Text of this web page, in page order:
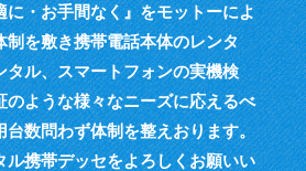
に・お手間なく』をモットーによ
制を敷き携帯電話本体のレンタ
タル、スマートフォンの実機検
のような様々なニーズに応えるべ
台数問わず体制を整えおります。
ル携帯デッセをよろしくお願いい